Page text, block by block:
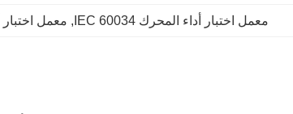
معمل اختبار أداء المحرك IEC 60034 , معمل اختبار